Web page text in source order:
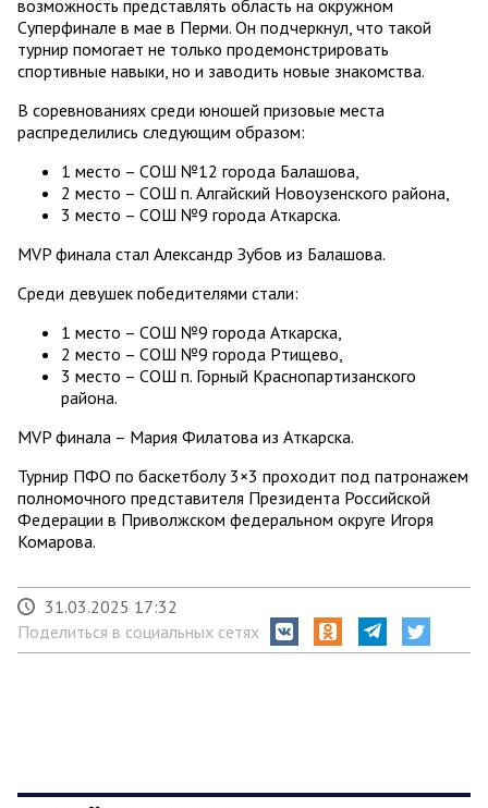
возможность представлять область на окружном
Суперфинале в мае в Перми. Он подчеркнул, что такой
турнир помогает не только продемонстрировать
спортивные навыки, но и заводить новые знакомства.
В соревнованиях среди юношей призовые места
распределились следующим образом:
1 место – СОШ №12 города Балашова,
2 место – СОШ п. Алгайский Новоузенского района,
3 место – СОШ №9 города Аткарска.
MVP финала стал Александр Зубов из Балашова.
Среди девушек победителями стали:
1 место – СОШ №9 города Аткарска,
2 место – СОШ №9 города Ртищево,
3 место – СОШ п. Горный Краснопартизанского
района.
MVP финала – Мария Филатова из Аткарска.
Турнир ПФО по баскетболу 3×3 проходит под патронажем
полномочного представителя Президента Российской
Федерации в Приволжском федеральном округе Игоря
Комарова.
31.03.2025 17:32
Поделиться в социальных сетях